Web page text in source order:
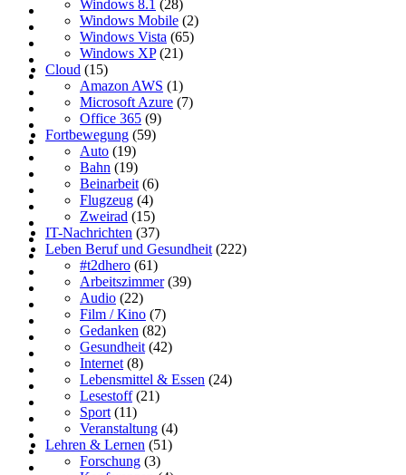
Windows 8.1 (28)
Windows Mobile (2)
Windows Vista (65)
Windows XP(21)
Cloud (15)
Amazon AWS (1)
Microsoft Azure (7)
Office 365 (9)
Fortbewegung (59)
Auto (19)
Bahn (19)
Beinarbeit (6)
Flugzeug (4)
Zweirad (15)
IT-Nachrichten (37)
Leben Beruf und Gesundheit (222)
#t2dhero (61)
Arbeitszimmer(39)
Audio (22)
Film / Kino (7)
Gedanken (82)
Gesundheit (42)
Internet (8)
Lebensmittel & Essen (24)
Lesestoff(21)
Sport (11)
Veranstaltung (4)
Lehren & Lernen (51)
Forschung (3)